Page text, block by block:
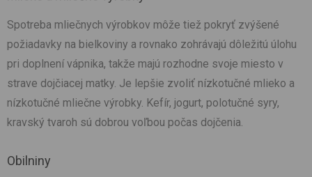
Spotreba mliečnych výrobkov môže tiež pokryť zvýšené
požiadavky na bielkoviny a rovnako zohrávajú dôležitú úlohu
pri doplnení vápnika, takže majú rozhodne svoje miesto v
strave dojčiacej matky. Je lepšie zvoliť nízkotučné mlieko a
nízkotučné mliečne výrobky. Kefír, jogurt, polotučné syry,
kravský tvaroh sú dobrou voľbou počas dojčenia.
Obilniny